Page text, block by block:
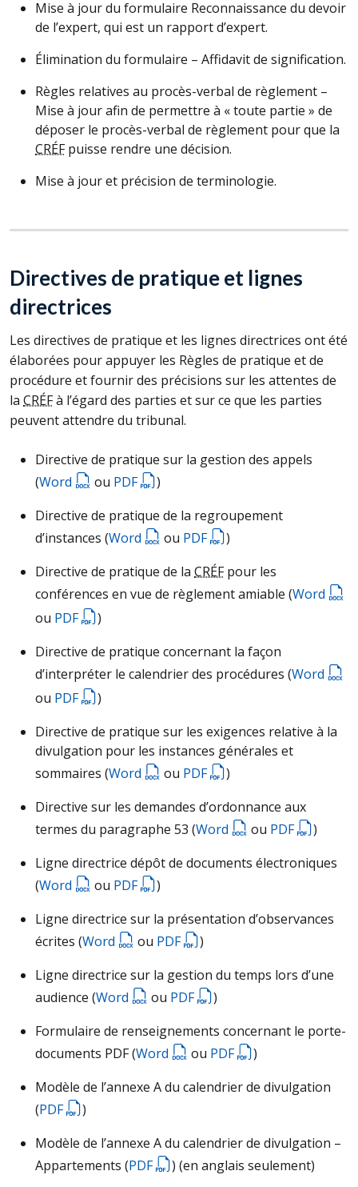
Mise à jour du formulaire Reconnaissance du devoir
de l’expert, qui est un rapport d’expert.
Élimination du formulaire – Affidavit de signification.
Règles relatives au procès-verbal de règlement –
Mise à jour afin de permettre à « toute partie » de
déposer le procès-verbal de règlement pour que la
CRÉFpuisse rendre une décision.
Mise à jour et précision de terminologie.
Directives de pratique et lignes
directrices
Les directives de pratique et les lignes directrices ont été
élaborées pour appuyer les Règles de pratique et de
procédure et fournir des précisions sur les attentes de
la CRÉFà l’égard des parties et sur ce que les parties
peuvent attendre du tribunal.
Directive de pratique sur la gestion des appels
(Word ou PDF
)
Directive de pratique de la regroupement
d’instances (Word ou PDF
)
Directive de pratique de la CRÉFpour les
conférences en vue de règlement amiable (Word
ou PDF
)
Directive de pratique concernant la façon
d’interpréter le calendrier des procédures (Word
ou PDF
)
Directive de pratique sur les exigences relative à la
divulgation pour les instances générales et
sommaires (Word ou PDF
)
Directive sur les demandes d’ordonnance aux
termes du paragraphe 53 (Word ou PDF
)
Ligne directrice dépôt de documents électroniques
(Word ou PDF
)
Ligne directrice sur la présentation d’observances
écrites (Word ou PDF
)
Ligne directrice sur la gestion du temps lors d’une
audience (Word ou PDF
)
Formulaire de renseignements concernant le porte-
documents PDF (Word ou PDF
)
Modèle de l’annexe A du calendrier de divulgation
(PDF
)
Modèle de l’annexe A du calendrier de divulgation –
Appartements (PDF
) (en anglais seulement)